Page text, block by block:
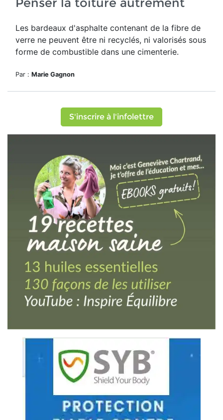
Les bardeaux d'asphalte contenant de la fibre de
verre ne peuvent être ni recyclés, ni valorisés sous
forme de combustible dans une cimenterie.
Par : Marie Gagnon
S'inscrire à l'infolettre